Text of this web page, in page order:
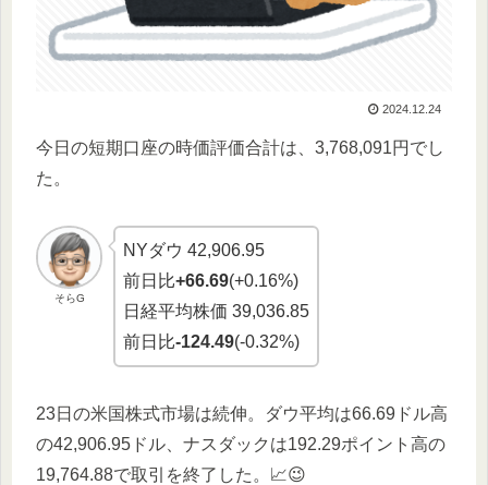
2024.12.24
今日の短期口座の時価評価合計は、3,768,091円でし
た。
そらG
NYダウ 42,906.95
前日比+66.69(+0.16%)
日経平均株価 39,036.85
前日比-124.49(-0.32%)
23日の米国株式市場は続伸。ダウ平均は66.69ドル高
の42,906.95ドル、ナスダックは192.29ポイント高の
19,764.88で取引を終了した。📈😉